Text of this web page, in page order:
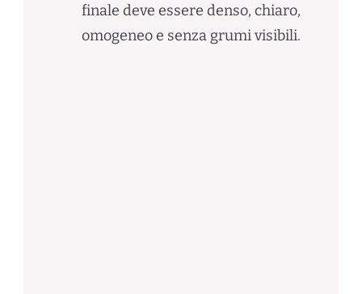
finale deve essere denso, chiaro,
omogeneo e senza grumi visibili.